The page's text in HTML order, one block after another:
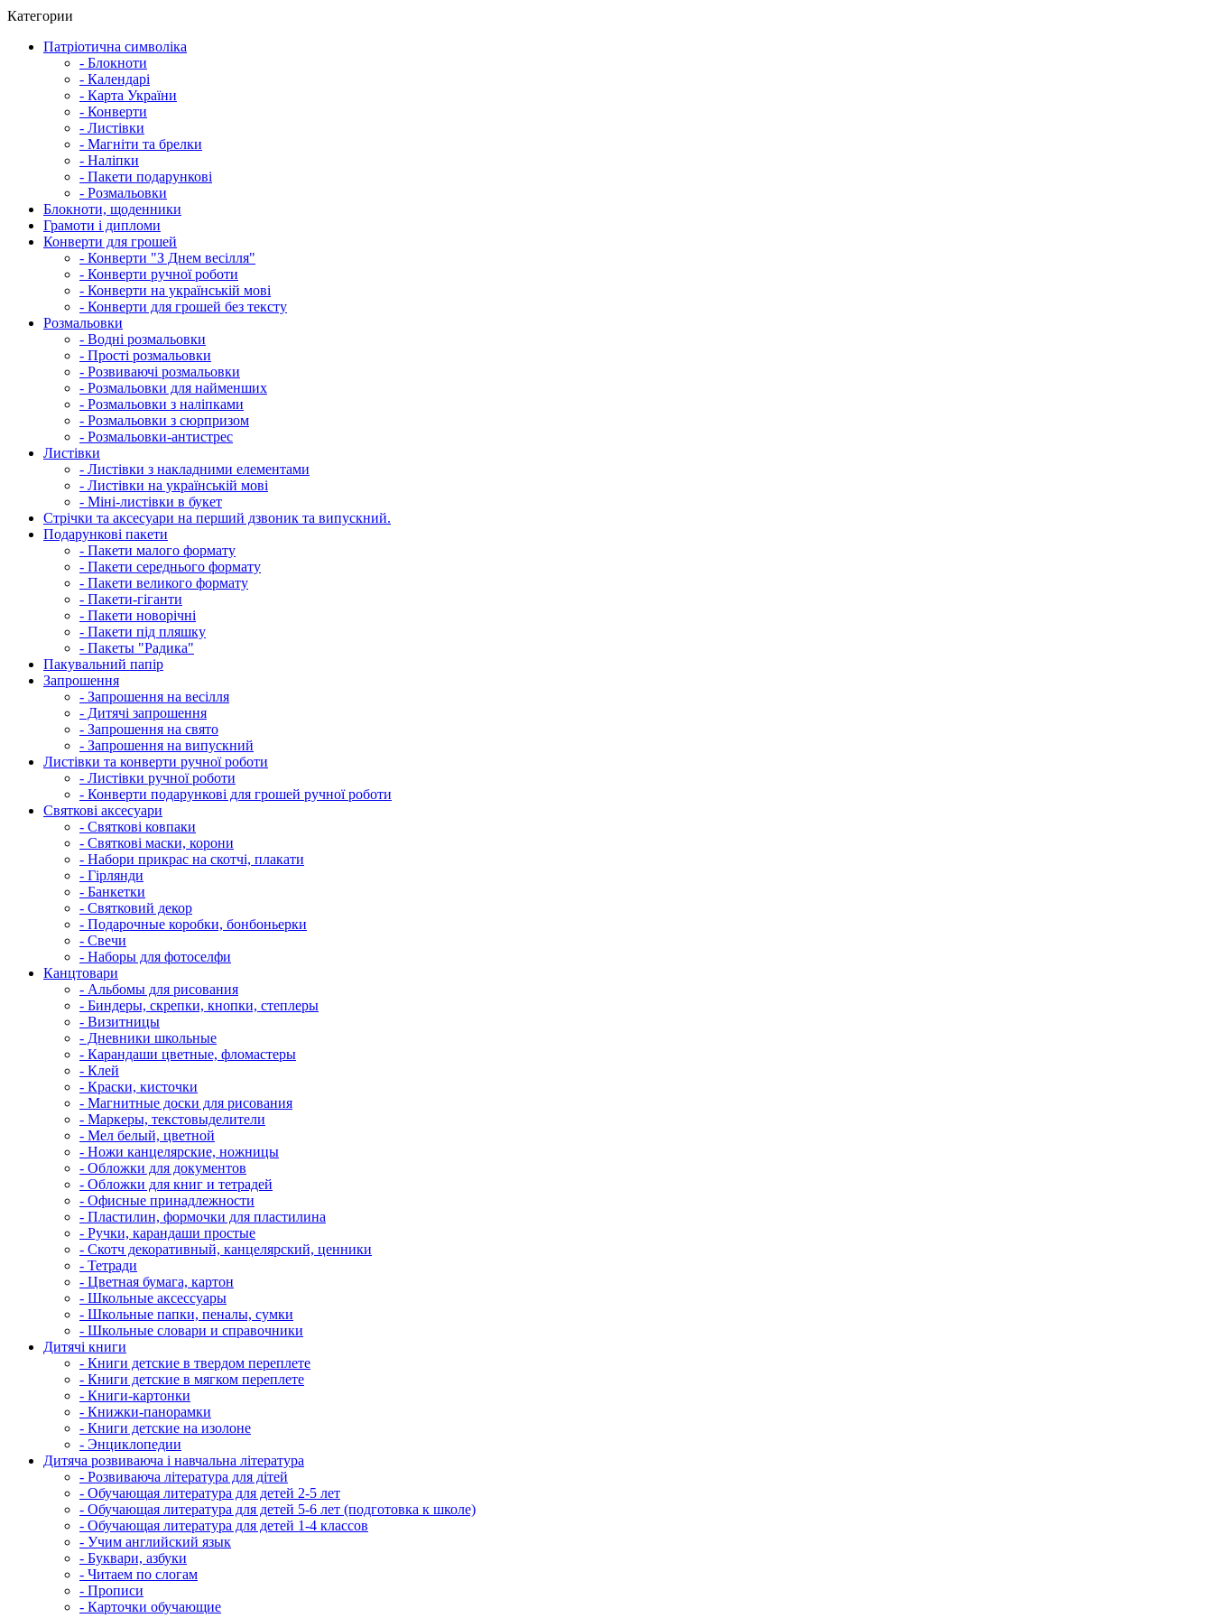
Категории
Патріотична символіка
- Блокноти
- Календарі
- Карта України
- Конверти
- Листівки
- Магніти та брелки
- Наліпки
- Пакети подарункові
- Розмальовки
Блокноти, щоденники
Грамоти і дипломи
Конверти для грошей
- Конверти "З Днем весілля"
- Конверти ручної роботи
- Конверти на українській мові
- Конверти для грошей без тексту
Розмальовки
- Водні розмальовки
- Прості розмальовки
- Розвиваючі розмальовки
- Розмальовки для найменших
- Розмальовки з наліпками
- Розмальовки з сюрпризом
- Розмальовки-антистрес
Листівки
- Листівки з накладними елементами
- Листівки на українській мові
- Міні-листівки в букет
Cтрічки та аксесуари на перший дзвоник та випускний.
Подарункові пакети
- Пакети малого формату
- Пакети середнього формату
- Пакети великого формату
- Пакети-гіганти
- Пакети новорічні
- Пакети під пляшку
- Пакеты "Радика"
Пакувальний папір
Запрошення
- Запрошення на весілля
- Дитячі запрошення
- Запрошення на свято
- Запрошення на випускний
Листівки та конверти ручної роботи
- Листівки ручної роботи
- Конверти подарункові для грошей ручної роботи
Святкові аксесуари
- Святкові ковпаки
- Святкові маски, корони
- Набори прикрас на скотчі, плакати
- Гірлянди
- Банкетки
- Святковий декор
- Подарочные коробки, бонбоньерки
- Свечи
- Наборы для фотоселфи
Канцтовари
- Альбомы для рисования
- Биндеры, скрепки, кнопки, степлеры
- Визитницы
- Дневники школьные
- Карандаши цветные, фломастеры
- Клей
- Краски, кисточки
- Магнитные доски для рисования
- Маркеры, текстовыделители
- Мел белый, цветной
- Ножи канцелярские, ножницы
- Обложки для документов
- Обложки для книг и тетрадей
- Офисные принадлежности
- Пластилин, формочки для пластилина
- Ручки, карандаши простые
- Скотч декоративный, канцелярский, ценники
- Тетради
- Цветная бумага, картон
- Школьные аксессуары
- Школьные папки, пеналы, сумки
- Школьные словари и справочники
Дитячі книги
- Книги детские в твердом переплете
- Книги детские в мягком переплете
- Книги-картонки
- Книжки-панорамки
- Книги детские на изолоне
- Энциклопедии
Дитяча розвиваюча і навчальна література
- Розвиваюча література для дітей
- Обучающая литература для детей 2-5 лет
- Обучающая литература для детей 5-6 лет (подготовка к школе)
- Обучающая литература для детей 1-4 классов
- Учим английский язык
- Буквари, азбуки
- Читаем по слогам
- Прописи
- Карточки обучающие